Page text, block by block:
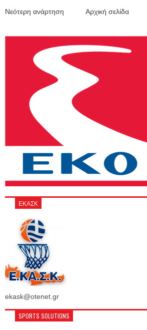
Νεότερη ανάρτηση Αρχική σελίδα
ΕΚΑΣΚ
ekask@otenet.gr
SPORTS SOLUTIONS